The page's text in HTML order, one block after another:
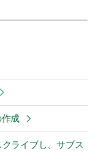
成
ライブし、サブス